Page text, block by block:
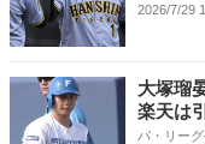
2026/7/29
大塚瑠
楽天は
パ・リー